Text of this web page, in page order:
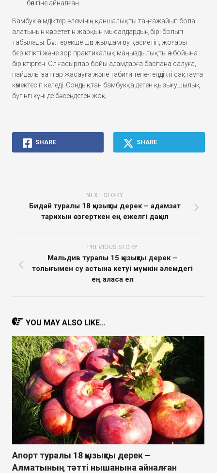
бөлігіне айналған.
Бамбук өсімдіктер әлемінің қаншалықты таңғажайып бола
алатынын көрсететін жарқын мысалдардың бірі болып
табылады. Бұл ерекше шөп жылдам өсу қасиетін, жоғары
беріктікті және зор практикалық маңыздылықты өз бойына
біріктірген. Ол ғасырлар бойы адамдарға баспана салуға,
пайдалы заттар жасауға және табиғи тепе-теңдікті сақтауға
көмектесіп келеді. Сондықтан бамбукқа деген қызығушылық
бүгінгі күні де бәсеңдеген жоқ.
SHARE SHARE
NEXT STORY
Бидай туралы 18 қызықты дерек – адамзат
тарихын өзгерткен ең ежелгі дақыл
PREVIOUS STORY
Мальдив туралы 15 қызықты дерек –
толығымен су астына кетуі мүмкін әлемдегі
ең аласа ел
YOU MAY ALSO LIKE...
Апорт туралы 18 қызықты дерек –
Алматының тәтті нышанына айналған